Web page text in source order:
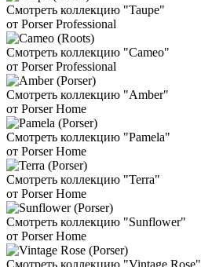
Смотреть коллекцию "Taupe"
от Porser Professional
Смотреть коллекцию "Cameo"
от Porser Professional
Смотреть коллекцию "Amber"
от Porser Home
Смотреть коллекцию "Pamela"
от Porser Home
Смотреть коллекцию "Terra"
от Porser Home
Смотреть коллекцию "Sunflower"
от Porser Home